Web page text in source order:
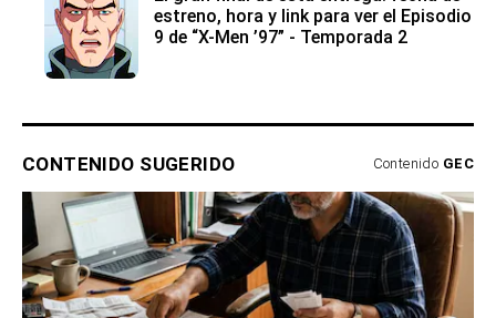
estreno, hora y link para ver el Episodio
9 de “X-Men ’97” - Temporada 2
CONTENIDO SUGERIDO Contenido GEC